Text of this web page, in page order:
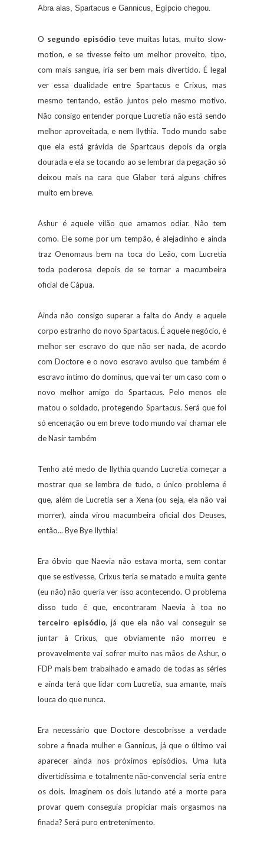
Abra alas, Spartacus e Gannicus, Egípcio chegou.
O segundo episódioteve muitas lutas, muito slow-
motion, e se tivesse feito um melhor proveito, tipo,
com mais sangue, iria ser bem mais divertido. É legal
ver essa dualidade entre Spartacus e Crixus, mas
mesmo tentando, estão juntos pelo mesmo motivo.
Não consigo entender porque Lucretia não está sendo
melhor aproveitada, e nem Ilythia. Todo mundo sabe
que ela está grávida de Spartcaus depois da orgia
dourada e ela se tocando ao se lembrar da pegação só
deixou mais na cara que Glaber terá alguns chifres
muito em breve.
Ashur é aquele vilão que amamos odiar. Não tem
como. Ele some por um tempão, é alejadinho e ainda
traz Oenomaus bem na toca do Leão, com Lucretia
toda poderosa depois de se tornar a macumbeira
oficial de Cápua.
Ainda não consigo superar a falta do Andy e aquele
corpo estranho do novo Spartacus. É aquele negócio, é
melhor ser escravo do que não ser nada, de acordo
com Doctore e o novo escravo avulso que também é
escravo íntimo do dominus, que vai ter um caso com o
novo melhor amigo do Spartacus. Pelo menos ele
matou o soldado, protegendo Spartacus. Será que foi
só encenação ou em breve todo mundo vai chamar ele
de Nasir também
Tenho até medo de Ilythia quando Lucretia começar a
mostrar que se lembra de tudo, o único problema é
que, além de Lucretia ser a Xena (ou seja, ela não vai
morrer), ainda virou macumbeira oficial dos Deuses,
então... Bye Bye Ilythia!
Era óbvio que Naevia não estava morta, sem contar
que se estivesse, Crixus teria se matado e muita gente
(eu não) não queria ver isso acontecendo. O problema
disso tudo é que, encontraram Naevia à toa no
terceiro episódio, já que ela não vai conseguir se
juntar à Crixus, que obviamente não morreu e
provavelmente vai sofrer muito nas mãos de Ashur, o
FDP mais bem trabalhado e amado de todas as séries
e ainda terá que lidar com Lucretia, sua amante, mais
louca do que nunca.
Era necessário que Doctore descobrisse a verdade
sobre a finada mulher e Gannicus, já que o último vai
aparecer ainda nos próximos episódios. Uma luta
divertidíssima e totalmente não-convencial seria entre
os dois. Imaginem os dois lutando até a morte para
provar quem conseguia propiciar mais orgasmos na
finada? Será puro entretenimento.